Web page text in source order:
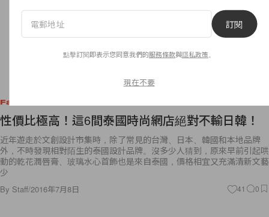
Fashion
性價比極高！這6間泰國時尚網店絕對不輸日韓！
近年遊走於文創設計市集時，除了常見的台灣、日本、韓國和本地品牌
外，不時發現相對陌生的泰國設計品牌。沒多少人猜到，原來早前引起哄
動的乾花潤唇膏、玻璃水心首飾也是來自泰國，價格相宜又充滿清新文藝
少
By Staff/2016年7月8日 41 0
訂閱
點擊訂閱即表示您同意我們的服務條款與隱私政策
現在不要